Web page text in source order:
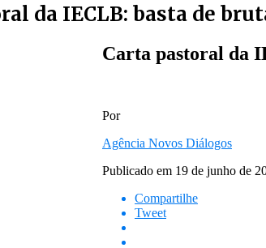
da IECLB: basta de
Carta pastoral da
Por
Agência Novos Diálogos
Publicado em 19 de junho de
Compartilhe
Tweet